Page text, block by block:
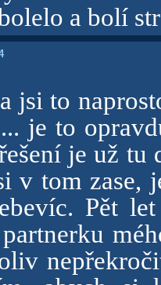
a bolí
jsi to
je to
je už tu
v tom zase,
Pět